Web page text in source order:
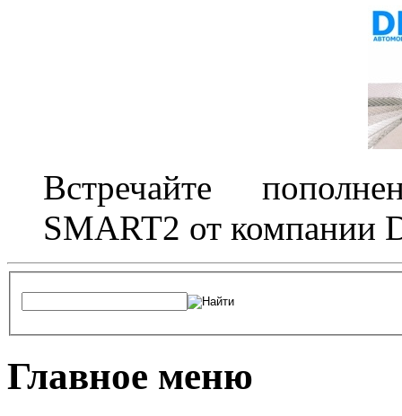
Встречайте
SMART2 от компании
Главное меню